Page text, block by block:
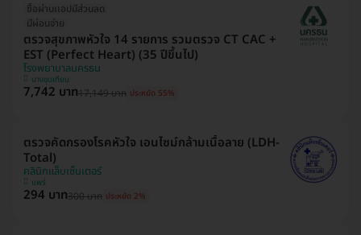
ซื้อผ่านเเอปมีส่วนลด
มีผ่อนจ่าย
ตรวจสุขภาพหัวใจ 14 รายการ รวมตรวจ CT CAC +
EST (Perfect Heart) (35 ปีขึ้นไป)
โรงพยาบาลนครธน
บางขุนเทียน
7,742 บาท17,149 บาท ประหยัด 55%
ตรวจคัดกรองโรคหัวใจ เอนไซม์กล้ามเนื้อลาย (LDH-
Total)
คลินิกแล็บเซ็นเตอร์
แพร่
294 บาท300 บาท ประหยัด 2%